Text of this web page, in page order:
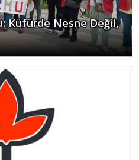
Küfürde Nesne Değil,